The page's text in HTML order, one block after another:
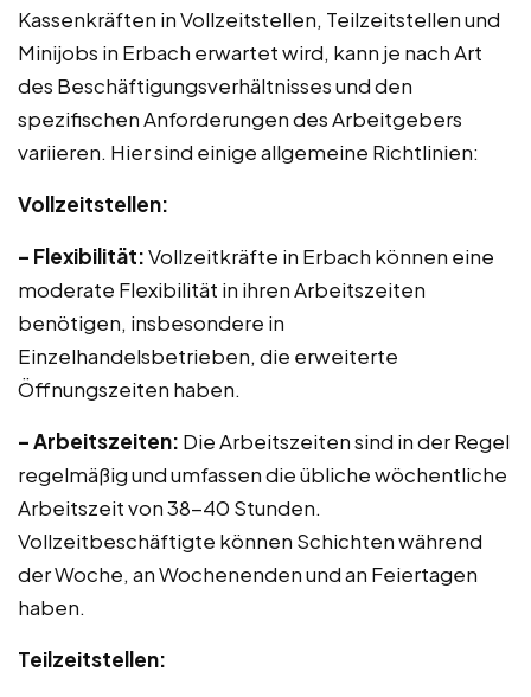
Kassenkräften in Vollzeitstellen, Teilzeitstellen und
Minijobs in Erbach erwartet wird, kann je nach Art
des Beschäftigungsverhältnisses und den
spezifischen Anforderungen des Arbeitgebers
variieren. Hier sind einige allgemeine Richtlinien:
Vollzeitstellen:
– Flexibilität:Vollzeitkräfte in Erbach können eine
moderate Flexibilität in ihren Arbeitszeiten
benötigen, insbesondere in
Einzelhandelsbetrieben, die erweiterte
Öffnungszeiten haben.
– Arbeitszeiten: Die Arbeitszeiten sind in der Regel
regelmäßig und umfassen die übliche wöchentliche
Arbeitszeit von 38-40 Stunden.
Vollzeitbeschäftigte können Schichten während
der Woche, an Wochenenden und an Feiertagen
haben.
Teilzeitstellen: